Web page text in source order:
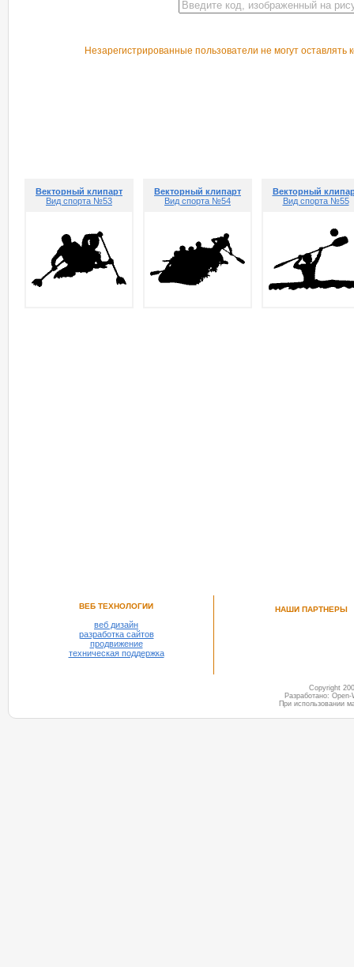
Незарегистрированные пользователи не могут оставлять
Векторный клипарт
Вид спорта №53
Векторный клипарт
Вид спорта №54
Векторный
Вид спорта №55
ВЕБ ТЕХНОЛОГИИ
веб дизайн
разработка сайтов
продвижение
техническая поддержка
НАШИ ПАРТНЕРЫ
Copyright
Разработано:
При использовании